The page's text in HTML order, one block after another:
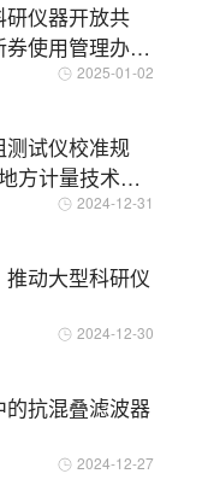
仪器开放共
使用管理办
2025-01-02
试仪校准规
方计量技术规
2024-12-31
动大型科研仪
2024-12-30
抗混叠滤波器
2024-12-27